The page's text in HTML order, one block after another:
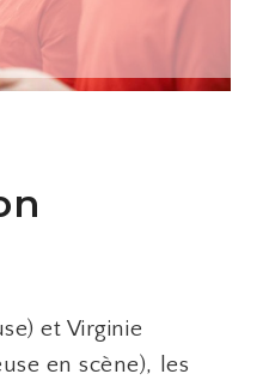
et Virginie
en scène), les